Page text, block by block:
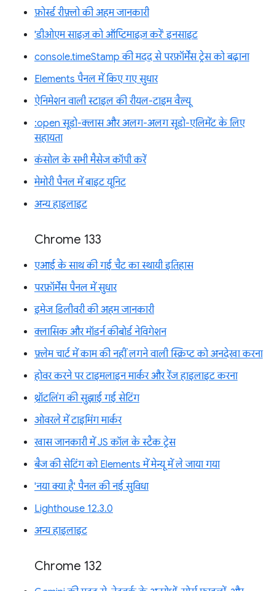
फ़ोर्स्ड रीफ़्लो की अहम जानकारी
'डीओएम साइज़ को ऑप्टिमाइज़ करें' इनसाइट
console.timeStamp की मदद से परफ़ॉर्मेंस ट्रेस को बढ़ाना
Elements पैनल में किए गए सुधार
ऐनिमेशन वाली स्टाइल की रीयल-टाइम वैल्यू
:open सूडो-क्लास और अलग-अलग सूडो-एलिमेंट के लिए
सहायता
कंसोल के सभी मैसेज कॉपी करें
मेमोरी पैनल में बाइट यूनिट
अन्य हाइलाइट
Chrome 133
एआई के साथ की गई चैट का स्थायी इतिहास
परफ़ॉर्मेंस पैनल में सुधार
इमेज डिलीवरी की अहम जानकारी
क्लासिक और मॉडर्न कीबोर्ड नेविगेशन
फ़्लेम चार्ट में काम की नहीं लगने वाली स्क्रिप्ट को अनदेखा करना
होवर करने पर टाइमलाइन मार्कर और रेंज हाइलाइट करना
थ्रॉटलिंग की सुझाई गई सेटिंग
ओवरले में टाइमिंग मार्कर
खास जानकारी में JS कॉल के स्टैक ट्रेस
बैज की सेटिंग को Elements में मेन्यू में ले जाया गया
'नया क्या है' पैनल की नई सुविधा
Lighthouse 12.3.0
अन्य हाइलाइट
Chrome 132